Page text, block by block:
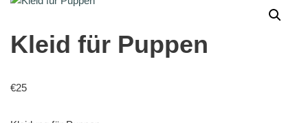
Kleid für Puppen
€25